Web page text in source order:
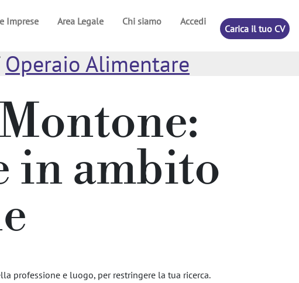
Imprese Area Legale Chi siamo Accedi
Carica il tuo CV
Operaio Alimentare
in ambito
professione e luogo, per restringere la tua ricerca.